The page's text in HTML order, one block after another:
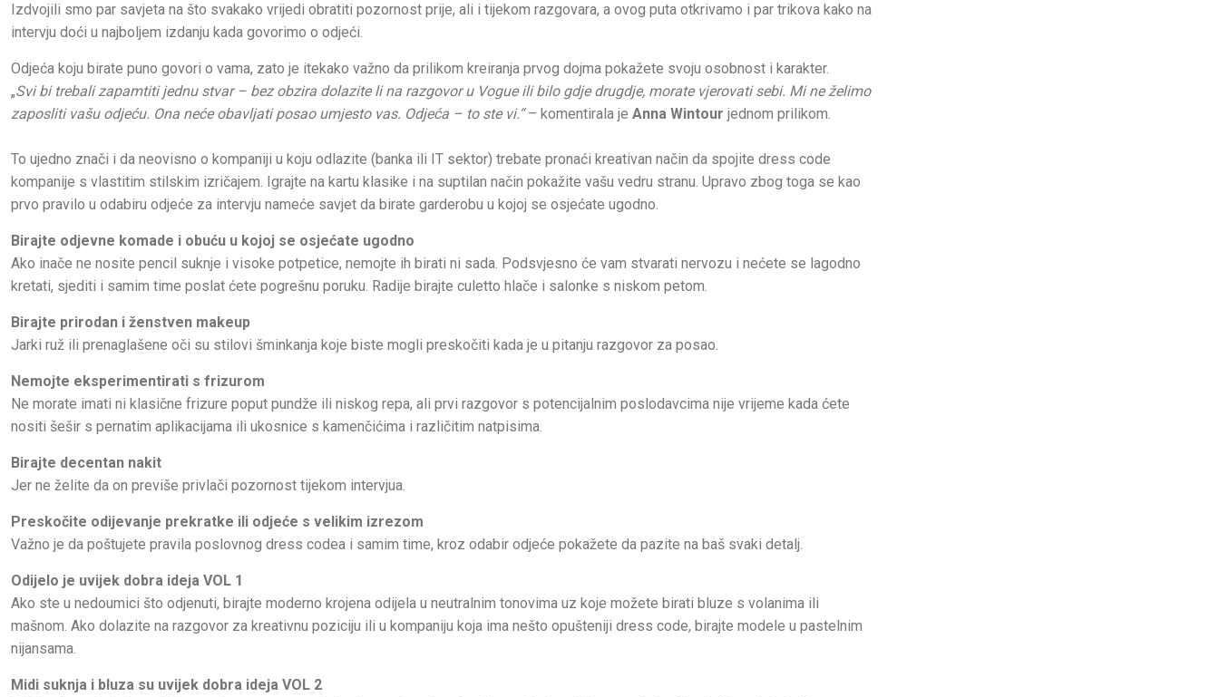
Izdvojili smo par savjeta na što svakako vrijedi obratiti pozornost prije, ali i tijekom razgovara, a ovog puta otkrivamo i par trikova kako na
intervju doći u najboljem izdanju kada govorimo o odjeći.
Odjeća koju birate puno govori o vama, zato je itekako važno da prilikom kreiranja prvog dojma pokažete svoju osobnost i karakter.
„Svi bi trebali zapamtiti jednu stvar – bez obzira dolazite li na razgovor u Vogue ili bilo gdje drugdje, morate vjerovati sebi. Mi ne želimo
zaposliti vašu odjeću. Ona neće obavljati posao umjesto vas. Odjeća – to ste vi.“– komentirala je Anna Wintour jednom prilikom.
To ujedno znači i da neovisno o kompaniji u koju odlazite (banka ili IT sektor) trebate pronaći kreativan način da spojite dress code
kompanije s vlastitim stilskim izričajem. Igrajte na kartu klasike i na suptilan način pokažite vašu vedru stranu. Upravo zbog toga se kao
prvo pravilo u odabiru odjeće za intervju nameće savjet da birate garderobu u kojoj se osjećate ugodno.
Birajte odjevne komade i obuću u kojoj se osjećate ugodno
Ako inače ne nosite pencil suknje i visoke potpetice, nemojte ih birati ni sada. Podsvjesno će vam stvarati nervozu i nećete se lagodno
kretati, sjediti i samim time poslat ćete pogrešnu poruku. Radije birajte culetto hlače i salonke s niskom petom.
Birajte prirodan i ženstven makeup
Jarki ruž ili prenaglašene oči su stilovi šminkanja koje biste mogli preskočiti kada je u pitanju razgovor za posao.
Nemojte eksperimentirati s frizurom
Ne morate imati ni klasične frizure poput pundže ili niskog repa, ali prvi razgovor s potencijalnim poslodavcima nije vrijeme kada ćete
nositi šešir s pernatim aplikacijama ili ukosnice s kamenčićima i različitim natpisima.
Birajte decentan nakit
Jer ne želite da on previše privlači pozornost tijekom intervjua.
Preskočite odijevanje prekratke ili odjeće s velikim izrezom
Važno je da poštujete pravila poslovnog dress codea i samim time, kroz odabir odjeće pokažete da pazite na baš svaki detalj.
Odijelo je uvijek dobra ideja VOL 1
Ako ste u nedoumici što odjenuti, birajte moderno krojena odijela u neutralnim tonovima uz koje možete birati bluze s volanima ili
mašnom. Ako dolazite na razgovor za kreativnu poziciju ili u kompaniju koja ima nešto opušteniji dress code, birajte modele u pastelnim
nijansama.
Midi suknja i bluza su uvijek dobra ideja VOL 2